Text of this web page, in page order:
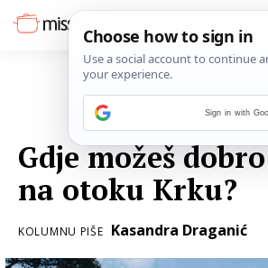
Gdje možeš
na otoku Krku?
KOLUMNU PIŠE Kasandra Draganić
Sign in with